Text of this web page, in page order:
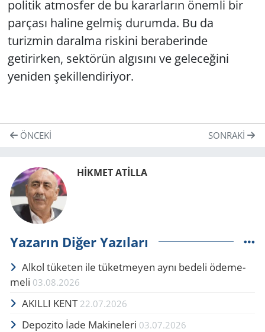
politik atmosfer de bu kararların önemli bir
parçası haline gelmiş durumda. Bu da
turizmin daralma riskini beraberinde
getirirken, sektörün algısını ve geleceğini
yeniden şekillendiriyor.
ÖNCEKI SONRAKI
HİKMET ATİLLA
Yazarın Diğer Yazıları
Alkol tü­ke­ten ile tü­ket­me­yen aynı be­de­li öde­me­
me­li 03.08.2026
AKIL­LI KENT 22.07.2026
De­po­zi­to İade Ma­ki­ne­le­ri 03.07.2026